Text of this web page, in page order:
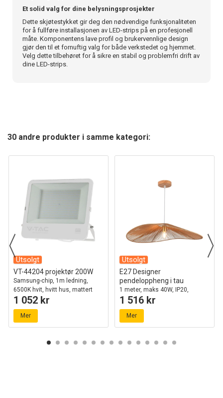
Et solid valg for dine belysningsprosjekter
Dette skjøtestykket gir deg den nødvendige funksjonaliteten
for å fullføre installasjonen av LED-strips på en profesjonell
måte. Komponentens lave profil og brukervennlige design
gjør den til et fornuftig valg for både verkstedet og hjemmet.
Velg dette tilbehøret for å sikre en stabil og problemfri drift av
dine LED-strips.
30 andre produkter i samme kategori:
Utsolgt
VT-44204 projektør 200W
Samsung-chip, 1m ledning,
6500K hvit, hvitt hus, mattert
glass, IP65
1 052 kr
Mer
Utsolgt
E27 Designer
pendeloppheng i tau
1 meter, maks 40W, IP20,
Ø80cm, 2 års garanti
1 516 kr
Mer